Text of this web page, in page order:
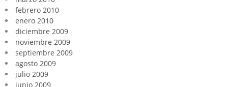
febrero 2010
enero 2010
diciembre 2009
noviembre 2009
septiembre 2009
agosto 2009
julio 2009
junio 2009